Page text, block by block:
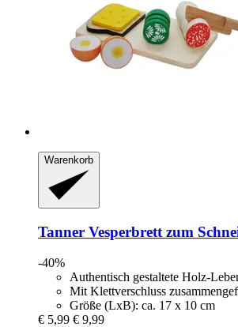
Warenkorb
Tanner Vesperbrett zum
-40%
Authentisch gestaltete Holz-
Mit Klettverschluss
Größe (LxB): ca. 17 x 10 cm
€ 5,99 € 9,99